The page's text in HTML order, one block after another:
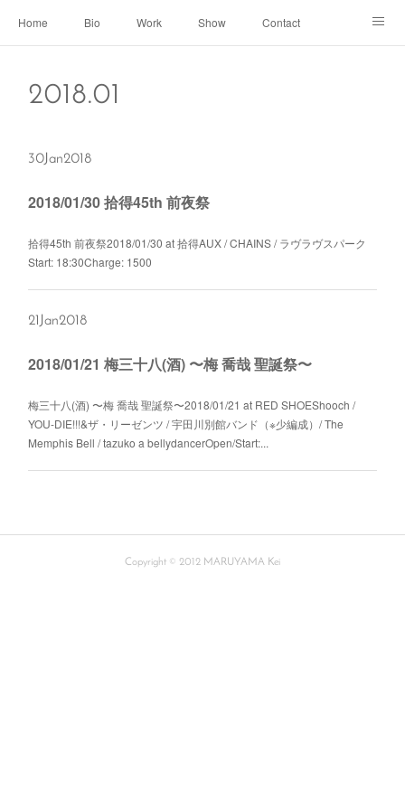
Home Bio Work Show Contact
2018.01
30Jan2018
2018/01/30 拾得45th 前夜祭
拾得45th 前夜祭2018/01/30 at 拾得AUX / CHAINS / ラヴラヴスパーク
Start: 18:30Charge: 1500
21 Jan2018
2018/01/21 梅三十八(酒) 〜梅 喬哉 聖誕祭〜
梅三十八(酒) 〜梅 喬哉 聖誕祭〜2018/01/21 at RED SHOEShooch /
YOU-DIE!!!&ザ・リーゼンツ / 宇田川別館バンド（※少編成）/ The
Memphis Bell / tazuko a bellydancerOpen/Start:...
Copyright © 2012 MARUYAMA Kei